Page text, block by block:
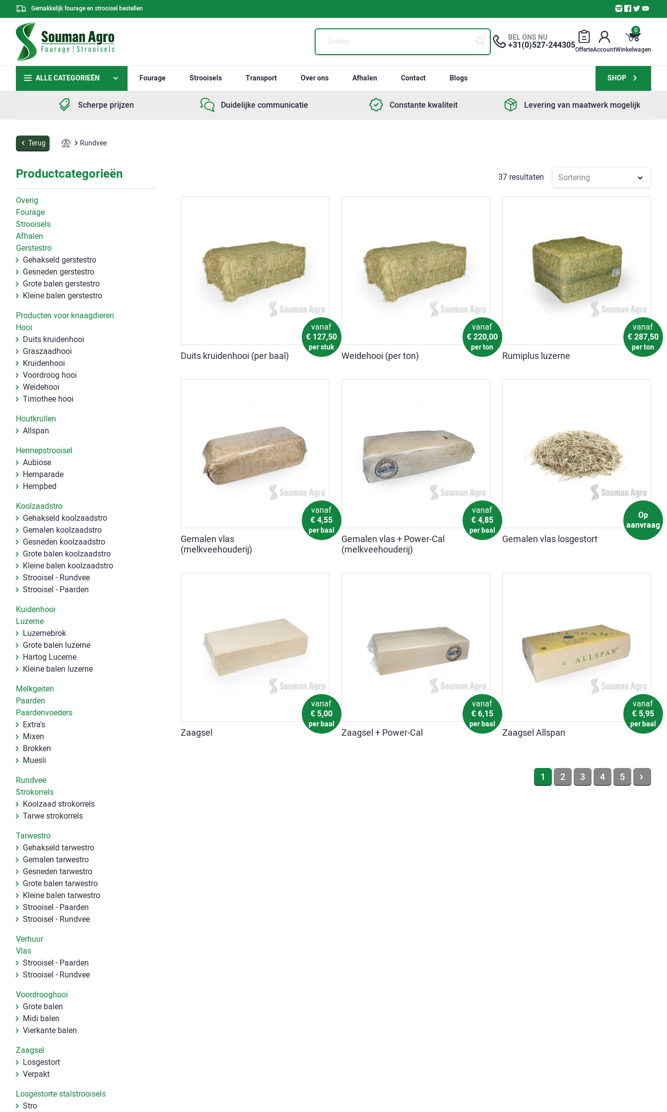
Gemakkelijk fourage en strooisel bestellen
BEL ONS NU
+31(0)527-244305OfferteAccount
0
Winkelwagen
ALLE CATEGORIEËN Fourage Strooisels Transport Over ons Afhalen Contact Blogs SHOP
Scherpe prijzen Duidelijke communicatie Constante kwaliteit Levering van maatwerk mogelijk
Terug Rundvee
37 resultaten
vanaf
€ 127,50
per stuk
Duits kruidenhooi (per baal)
vanaf
€ 220,00
per ton
Weidehooi (per ton)
vanaf
€ 287,50
per ton
Rumiplus luzerne
vanaf
€ 4,55
per baal
Gemalen vlas
(melkveehouderij)
vanaf
€ 4,85
per baal
Gemalen vlas + Power-Cal
(melkveehouderij)
Op
aanvraag
Gemalen vlas losgestort
vanaf
€ 5,00
per baal
Zaagsel
vanaf
€ 6,15
per baal
Zaagsel + Power-Cal
vanaf
€ 5,95
per baal
Zaagsel Allspan
1 2 3 4 5
Productcategorieën
Overig
Fourage
Strooisels
Afhalen
Gerstestro
Gehakseld gerstestro
Gesneden gerstestro
Grote balen gerstestro
Kleine balen gerstestro
Producten voor knaagdieren
Hooi
Duits kruidenhooi
Graszaadhooi
Kruidenhooi
Voordroog hooi
Weidehooi
Timothee hooi
Houtkrullen
Allspan
Hennepstrooisel
Aubiose
Hemparade
Hempbed
Koolzaadstro
Gehakseld koolzaadstro
Gemalen koolzaadstro
Gesneden koolzaadstro
Grote balen koolzaadstro
Kleine balen koolzaadstro
Strooisel - Rundvee
Strooisel - Paarden
Kuidenhooi
Luzerne
Luzernebrok
Grote balen luzerne
Hartog Lucerne
Kleine balen luzerne
Melkgeiten
Paarden
Paardenvoeders
Extra's
Mixen
Brokken
Muesli
Rundvee
Strokorrels
Koolzaad strokorrels
Tarwe strokorrels
Tarwestro
Gehakseld tarwestro
Gemalen tarwestro
Gesneden tarwestro
Grote balen tarwestro
Kleine balen tarwestro
Strooisel - Paarden
Strooisel - Rundvee
Verhuur
Vlas
Strooisel - Paarden
Strooisel - Rundvee
Voordrooghooi
Grote balen
Midi balen
Vierkante balen
Zaagsel
Losgestort
Verpakt
Losgestorte stalstrooisels
Stro